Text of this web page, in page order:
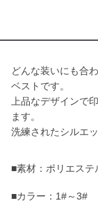
どんな装いにも合
ベストです。
上品なデザインで
ます。
洗練されたシルエ
■素材：ポリエステ
■カラー：1#～3#